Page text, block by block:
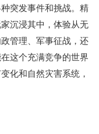
突发事件和挑战。精
沉浸其中，体验从无
管理、军事征战，还
这个充满竞争的世界
化和自然灾害系统，